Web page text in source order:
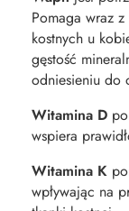
Pomaga wraz
kostnych u
gęstość
odniesieniu do
Witamina D
wspiera
Witamina K
wpływając na